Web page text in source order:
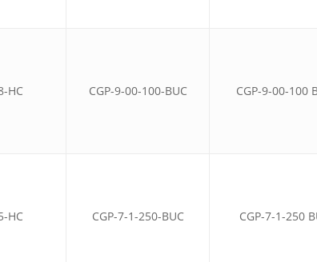
HC CGP-9-00-100-BUC CGP-9-00-100
HC CGP-7-1-250-BUC CGP-7-1-250